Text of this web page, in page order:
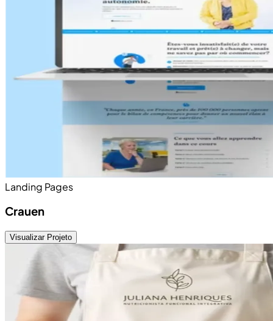
Landing Pages
Crauen
Visualizar Projeto